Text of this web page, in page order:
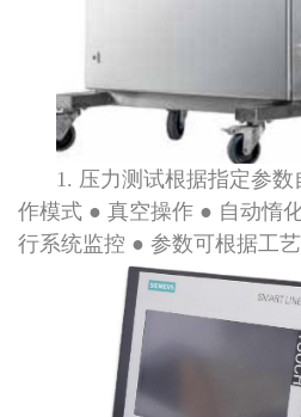
1. 压力测试根据指定参
作模式 ● 真空操作 ● 自动惰
行系统监控 ● 参数可根据工